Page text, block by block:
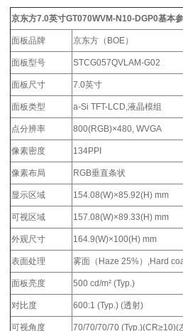
京东方7.0英寸GT070WVM-N10-DGP0基本
面板品牌 京东方（BOE）
面板型号 STCG057QVLAM-G02
面板尺寸 7.0英寸
面板类型 a-Si TFT-LCD,液晶模组
点分辨率 800(RGB)×480, WVGA
像素密度 134PPI
像素布局 RGB垂直条状
显示区域 154.08(W)×85.92(H) mm
可视区域 157.08(W)×89.33(H) mm
外观尺寸 164.9(W)×100(H) mm
表面处理 雾面（Haze 25%）,Hard
面板亮度 500 cd/m² (Typ.)
对比度 600:1 (Typ.) (透射)
可视角度 70/70/70/70 (Typ.)(CR≥10)(